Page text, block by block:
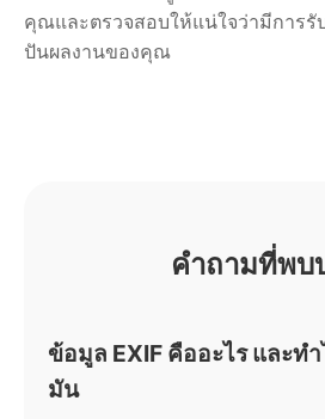
คุณและตรวจสอบให้แน่ใจว่ามีการรั
ปันผลงานของคุณ
คำถามที่พบ
ข้อมูล EXIF คืออะไร และท
มัน